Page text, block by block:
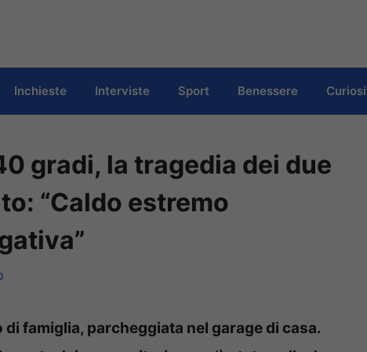
Inchieste Interviste Sport Benessere
gradi, la tragedia dei due
“Caldo estremo
famiglia, parcheggiata nel garage di casa.